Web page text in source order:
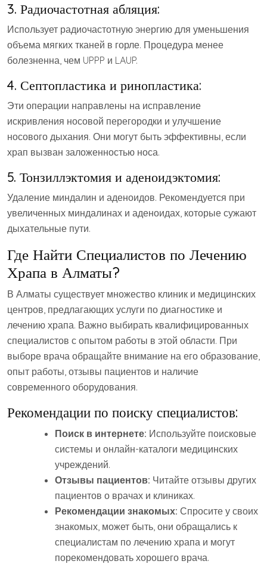
3. Радиочастотная абляция:
Использует радиочастотную энергию для уменьшения
объема мягких тканей в горле. Процедура менее
болезненна, чем UPPP и LAUP.
4. Септопластика и ринопластика:
Эти операции направлены на исправление
искривления носовой перегородки и улучшение
носового дыхания. Они могут быть эффективны, если
храп вызван заложенностью носа.
5. Тонзиллэктомия и аденоидэктомия:
Удаление миндалин и аденоидов. Рекомендуется при
увеличенных миндалинах и аденоидах, которые сужают
дыхательные пути.
Где Найти Специалистов по Лечению
Храпа в Алматы?
В Алматы существует множество клиник и медицинских
центров, предлагающих услуги по диагностике и
лечению храпа. Важно выбирать квалифицированных
специалистов с опытом работы в этой области. При
выборе врача обращайте внимание на его образование,
опыт работы, отзывы пациентов и наличие
современного оборудования.
Рекомендации по поиску специалистов:
Поиск в интернете: Используйте поисковые
системы и онлайн-каталоги медицинских
учреждений.
Отзывы пациентов: Читайте отзывы других
пациентов о врачах и клиниках.
Рекомендации знакомых: Спросите у своих
знакомых, может быть, они обращались к
специалистам по лечению храпа и могут
порекомендовать хорошего врача.